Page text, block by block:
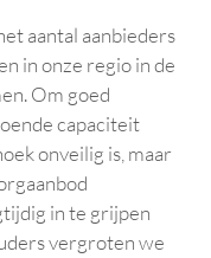
aantal aanbieders
in onze regio in de
Om goed
capaciteit
onveilig is, maar
in te grijpen
vergroten we